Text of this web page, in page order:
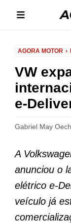
AGORA MOTOR
VW
e-
Gabriel May
A
anunciou o
elétrico e-
veículo já